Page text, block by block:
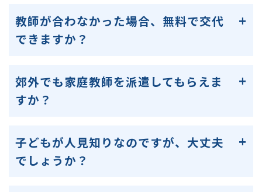
教師が合わなかった場合、無料で交代
できますか？
郊外でも家庭教師を派遣してもらえま
すか？
子どもが人見知りなのですが、大丈夫
でしょうか？